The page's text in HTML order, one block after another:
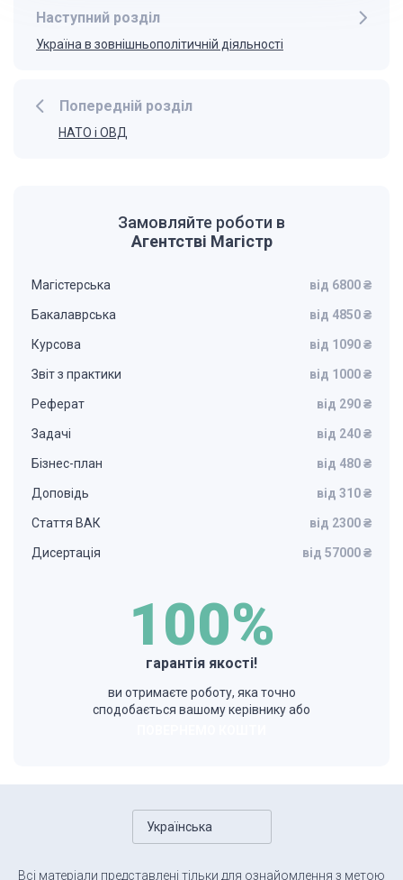
Попередній розділ
НАТО і ОВД
Наступний розділ
Україна в зовнішньополітичній діяльності
Замовляйте роботи в
Агентстві Магістр
Магістерська від 6800 ₴
Бакалаврська від 4850 ₴
Курсова від 1090 ₴
Звіт з практики від 1000 ₴
Реферат від 290 ₴
Задачі від 240 ₴
Бізнес-план від 480 ₴
Доповідь від 310 ₴
Стаття ВАК від 2300 ₴
Дисертація від 57000 ₴
100%
гарантія якості!
ви отримаєте роботу, яка точно
сподобається вашому керівнику або
Українська
Всі матеріали представлені тільки для ознайомлення з метою